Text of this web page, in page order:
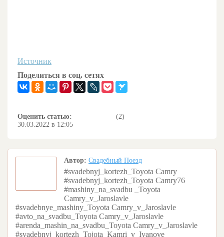
Источник
Поделиться в соц. сетях
Оценить статью:
(2)
30.03.2022 в 12:05
Автор: Свадебный Поезд
#svadebnyj_kortezh_Toyota Camry
#svadebnyj_kortezh_Toyota Camry76
#mashiny_na_svadbu _Toyota
Camry_v_Jaroslavle
#svadebnye_mashiny_Toyota Camry_v_Jaroslavle
#avto_na_svadbu_Toyota Camry_v_Jaroslavle
#arenda_mashin_na_svadbu_Toyota Camry_v_Jaroslavle
#svadebnyj_kortezh_Tojota_Kamri_v_Ivanove